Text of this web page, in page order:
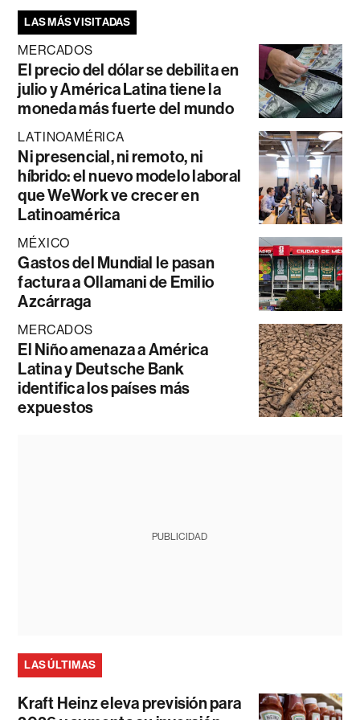
LAS MÁS VISITADAS
MERCADOS
El precio del dólar se debilita en
julio y América Latina tiene la
moneda más fuerte del mundo
LATINOAMÉRICA
Ni presencial, ni remoto, ni
híbrido: el nuevo modelo laboral
que WeWork ve crecer en
Latinoamérica
MÉXICO
Gastos del Mundial le pasan
factura a Ollamani de Emilio
Azcárraga
MERCADOS
El Niño amenaza a América
Latina y Deutsche Bank
identifica los países más
expuestos
PUBLICIDAD
LAS ÚLTIMAS
Kraft Heinz eleva previsión para